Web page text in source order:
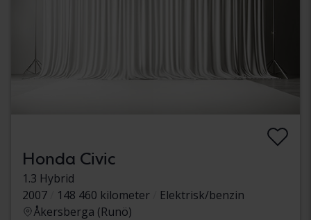
Honda Civic
1.3 Hybrid
2007
148 460 kilometer
Elektrisk/benzin
Åkersberga (Runö)